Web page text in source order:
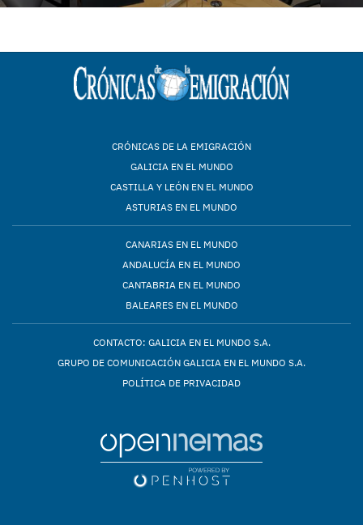
CRÓNICAS DE LA EMIGRACIÓN
GALICIA EN EL MUNDO
CASTILLA Y LEÓN EN EL MUNDO
ASTURIAS EN EL MUNDO
CANARIAS EN EL MUNDO
ANDALUCÍA EN EL MUNDO
CANTABRIA EN EL MUNDO
BALEARES EN EL MUNDO
CONTACTO: GALICIA EN EL MUNDO S.A.
GRUPO DE COMUNICACIÓN GALICIA EN EL MUNDO S.A.
POLÍTICA DE PRIVACIDAD